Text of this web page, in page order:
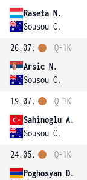
Raseta N.
Sousou C.
26.07.
Arsic N.
Sousou C.
Q-1K
19.07.
Sahinoglu A.
Sousou C.
Q-1K
24.05.
Poghosyan D.
Q-1K